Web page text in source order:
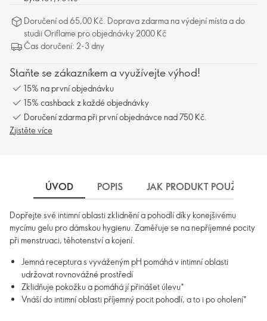
Doručení od 65,00 Kč. Doprava zdarma na výdejní místa a do
studii Oriflame pro objednávky 2000 Kč
Čas doručení: 2-3 dny
Staňte se zákazníkem a využívejte výhod!
15% na první objednávku
15% cashback z každé objednávky
Doručení zdarma při první objednávce nad 750 Kč.
Zjistěte více
ÚVOD POPIS JAK PRODUKT POUŽÍVAT
Dopřejte své intimní oblasti zklidnění a pohodlí díky konejšivému
mycímu gelu pro dámskou hygienu. Zaměřuje se na nepříjemné pocity
při menstruaci, těhotenství a kojení.
Jemná receptura s vyváženým pH pomáhá v intimní oblasti
udržovat rovnovážné prostředí
Zklidňuje pokožku a pomáhá jí přinášet úlevu*
Vnáší do intimní oblasti příjemný pocit pohodlí, a to i po oholení*